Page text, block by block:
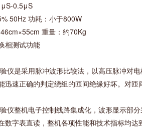
0.5μS
50Hz 功耗：小于800W
重量：约70Kg
相测试功能
仪是采用脉冲波形比较法，以高压脉冲对
迅速正确的判定绕组的匝间绝缘好坏。对
仪整机电子控制线路集成化，波形显示部
数字表直读，整机各项性能和技术指标均达